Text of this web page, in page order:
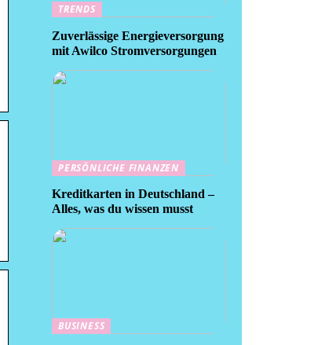
TRENDS
Zuverlässige Energieversorgung
mit Awilco Stromversorgungen
PERSÖNLICHE FINANZEN
Kreditkarten in Deutschland –
Alles, was du wissen musst
BUSINESS